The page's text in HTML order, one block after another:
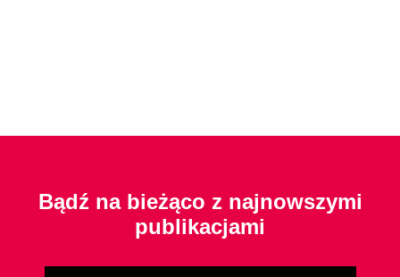
Bądź na bieżąco z najnowszymi
publikacjami